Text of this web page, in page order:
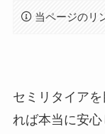
当ページのリ
セミリタイア
れば本当に安